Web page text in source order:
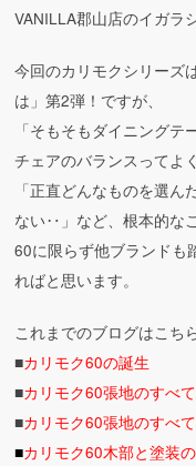
VANILLA郡山店のイガラ
今回のカリモクシリーズ
は」第2弾！ですが、
「そもそもダイニングテ
チェアのバランスってよ
「正直どんなものを選ん
ない‥」など、根本的な
60に限らず他ブランドも
ればと思います。
これまでのブログはこち
■カリモク60の誕生
■カリモク60張地のすべて
■カリモク60張地のすべ
■カリモク60木部と塗装